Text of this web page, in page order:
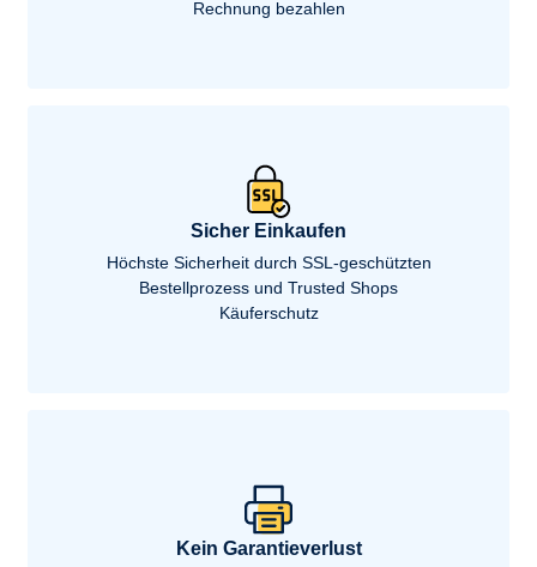
Rechnung bezahlen
Sicher Einkaufen
Höchste Sicherheit durch SSL-geschützten
Bestellprozess und Trusted Shops
Käuferschutz
Kein Garantieverlust